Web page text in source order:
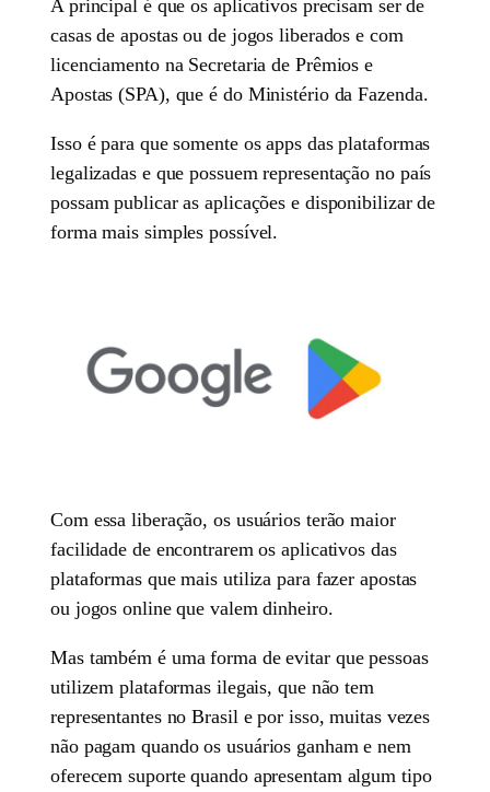
A principal é que os aplicativos precisam ser de
casas de apostas ou de jogos liberados e com
licenciamento na Secretaria de Prêmios e
Apostas (SPA), que é do Ministério da Fazenda.
Isso é para que somente os apps das plataformas
legalizadas e que possuem representação no país
possam publicar as aplicações e disponibilizar de
forma mais simples possível.
Com essa liberação, os usuários terão maior
facilidade de encontrarem os aplicativos das
plataformas que mais utiliza para fazer apostas
ou jogos online que valem dinheiro.
Mas também é uma forma de evitar que pessoas
utilizem plataformas ilegais, que não tem
representantes no Brasil e por isso, muitas vezes
não pagam quando os usuários ganham e nem
oferecem suporte quando apresentam algum tipo